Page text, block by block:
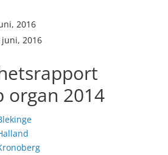
2016
juni, 2016
organ 2014